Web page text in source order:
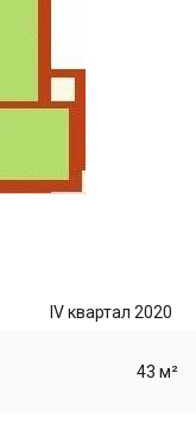
IV квартал 2020
43 м²